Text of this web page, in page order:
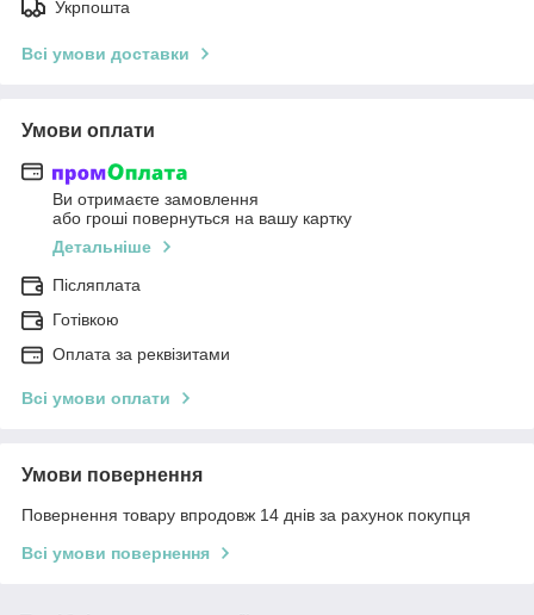
Укрпошта
Всі умови доставки
Умови оплати
Ви отримаєте замовлення
або гроші повернуться на вашу картку
Детальніше
Післяплата
Готівкою
Оплата за реквізитами
Всі умови оплати
Умови повернення
Повернення товару впродовж 14 днів за рахунок покупця
Всі умови повернення